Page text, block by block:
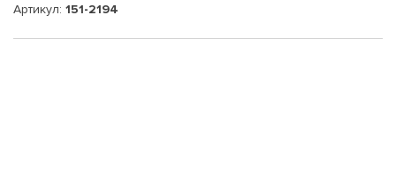
Артикул: 151-2194